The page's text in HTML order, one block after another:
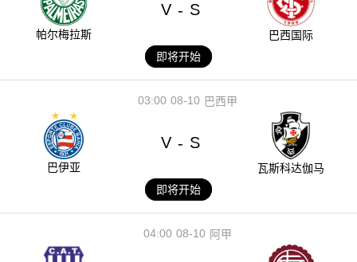
帕尔梅拉斯
V - S
巴西国际
即将开始
08-10
03:00 巴西甲
巴伊亚
V - S
瓦斯科达伽马
即将开始
08-10
04:00 阿甲